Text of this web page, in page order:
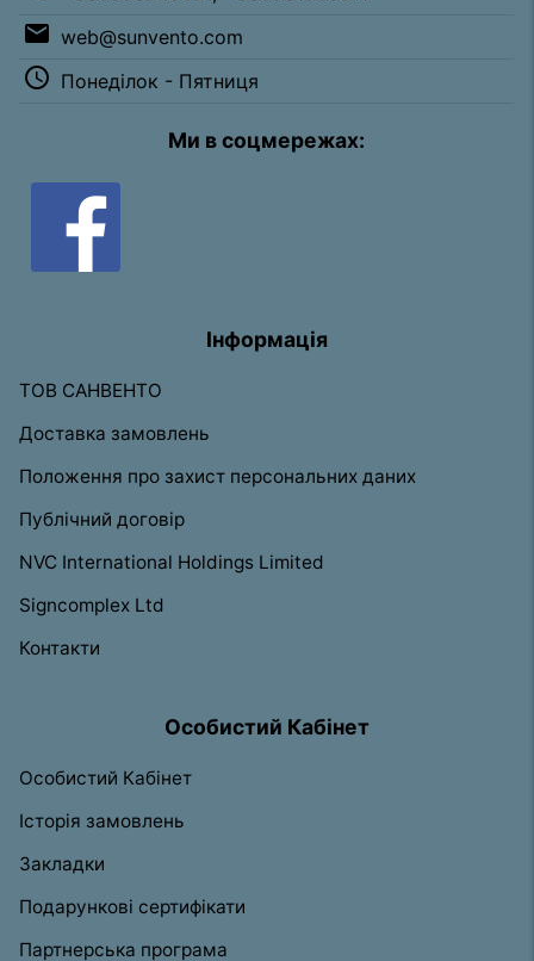
email web@sunvento.com
access_time Понеділок - Пятниця
Ми в соцмережах:
Інформація
ТОВ САНВЕНТО
Доставка замовлень
Положення про захист персональних даних
Публічний договір
NVC International Holdings Limited
Signcomplex Ltd
Контакти
Особистий Кабінет
Особистий Кабінет
Історія замовлень
Закладки
Подарункові сертифікати
Партнерська програма